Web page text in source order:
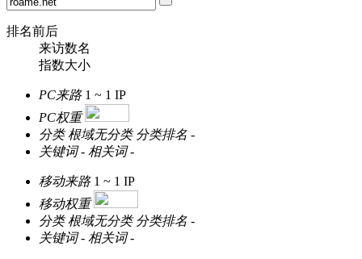
排名前后
来访数名
指数大小
PC来路 1 ~ 1 IP
PC权重
分类 根域无分类 分类排名 -
关键词 - 相关词 -
移动来路 1 ~ 1 IP
移动权重
分类 根域无分类 分类排名 -
关键词 - 相关词 -